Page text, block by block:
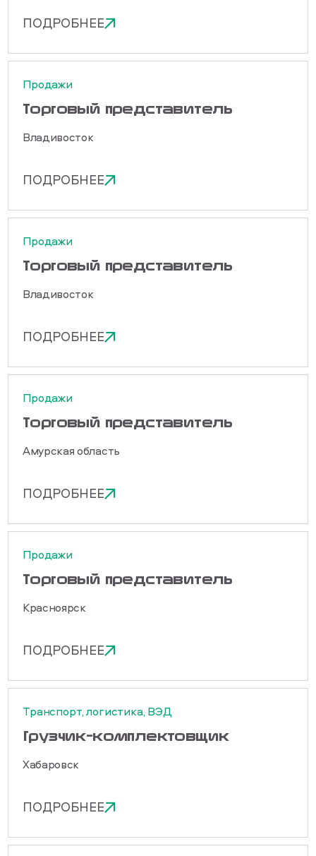
ПОДРОБНЕЕ
Продажи
Торговый представитель
Владивосток
ПОДРОБНЕЕ
Продажи
Торговый представитель
Владивосток
ПОДРОБНЕЕ
Продажи
Торговый представитель
Амурская область
ПОДРОБНЕЕ
Продажи
Торговый представитель
Красноярск
ПОДРОБНЕЕ
Транспорт, логистика, ВЭД
Грузчик-комплектовщик
Хабаровск
ПОДРОБНЕЕ